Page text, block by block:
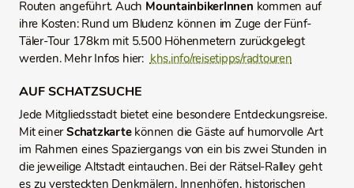
Routen angeführt. Auch MountainbikerInnen kommen auf
ihre Kosten: Rund um Bludenz können im Zuge der Fünf-
Täler-Tour 178km mit 5.500 Höhenmetern zurückgelegt
werden. Mehr Infos hier:khs.info/reisetipps/radtouren
AUF SCHATZSUCHE
Jede Mitgliedsstadt bietet eine besondere Entdeckungsreise.
Mit einerSchatzkarte können die Gäste auf humorvolle Art
im Rahmen eines Spaziergangs von ein bis zwei Stunden in
die jeweilige Altstadt eintauchen. Bei der Rätsel-Ralley geht
es zu versteckten Denkmälern, Innenhöfen, historischen